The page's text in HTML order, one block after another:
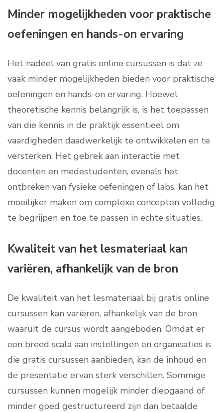
Minder mogelijkheden voor praktische
oefeningen en hands-on ervaring
Het nadeel van gratis online cursussen is dat ze
vaak minder mogelijkheden bieden voor praktische
oefeningen en hands-on ervaring. Hoewel
theoretische kennis belangrijk is, is het toepassen
van die kennis in de praktijk essentieel om
vaardigheden daadwerkelijk te ontwikkelen en te
versterken. Het gebrek aan interactie met
docenten en medestudenten, evenals het
ontbreken van fysieke oefeningen of labs, kan het
moeilijker maken om complexe concepten volledig
te begrijpen en toe te passen in echte situaties.
Kwaliteit van het lesmateriaal kan
variëren, afhankelijk van de bron
De kwaliteit van het lesmateriaal bij gratis online
cursussen kan variëren, afhankelijk van de bron
waaruit de cursus wordt aangeboden. Omdat er
een breed scala aan instellingen en organisaties is
die gratis cursussen aanbieden, kan de inhoud en
de presentatie ervan sterk verschillen. Sommige
cursussen kunnen mogelijk minder diepgaand of
minder goed gestructureerd zijn dan betaalde